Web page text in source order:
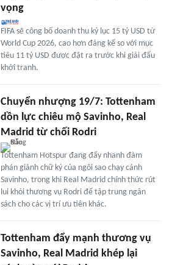
vọng
FIFA sẽ công bố doanh thu kỷ lục 15 tỷ USD từ
World Cup 2026, cao hơn đáng kể so với mục
tiêu 11 tỷ USD được đặt ra trước khi giải đấu
khởi tranh.
Chuyển nhượng 19/7: Tottenham
dồn lực chiêu mộ Savinho, Real
Madrid từ chối Rodri
Tottenham Hotspur đang đẩy nhanh đàm
phán giành chữ ký của ngôi sao chạy cánh
Savinho, trong khi Real Madrid chính thức rút
lui khỏi thương vụ Rodri để tập trung ngân
sách cho các vị trí ưu tiên khác.
Tottenham đẩy mạnh thương vụ
Savinho, Real Madrid khép lại